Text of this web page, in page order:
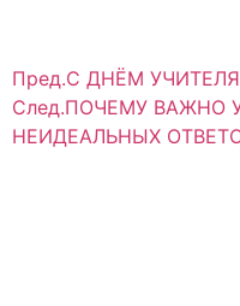
Пред.С ДНЁМ
След.ПОЧЕМУ ВАЖНО
НЕИДЕАЛЬНЫХ